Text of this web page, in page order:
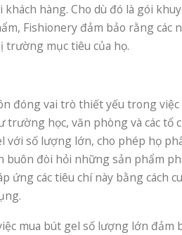
hàng. Cho dù đó là gói
Fishionery đảm bảo rằng
trường mục tiêu của họ.
đóng vai trò thiết yếu trong
học, văn phòng và các tổ
với số lượng lớn, cho phép họ
đòi hỏi những sản phẩm
ứng các tiêu chí này bằng cách
mua bút gel số lượng lớn đảm